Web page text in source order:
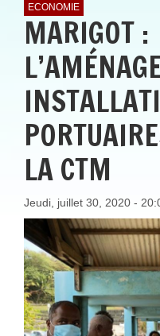
ECONOMIE
MARIGOT :
LA CTM
Jeudi, juillet 30, 2020 -